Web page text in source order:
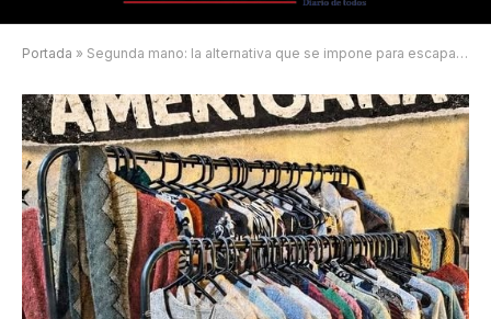
Portada » Segunda mano: la alternativa que se impone para escaparle a la crisis